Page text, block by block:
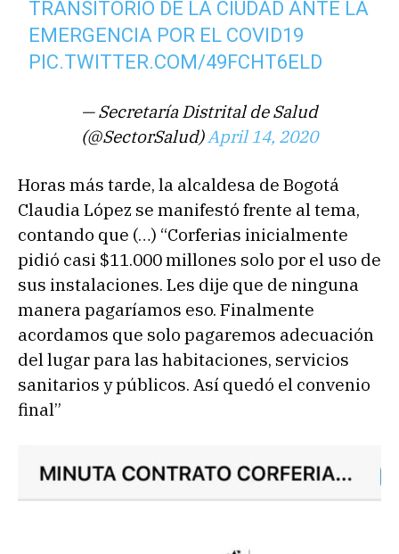
TRANSITORIO DE LA CIUDAD ANTE LA
EMERGENCIA POR EL COVID19
PIC.TWITTER.COM/49FCHT6ELD
— Secretaría Distrital de Salud
(@SectorSalud)April 14, 2020
Horas más tarde, la alcaldesa de Bogotá
Claudia López se manifestó frente al tema,
contando que (…) “Corferias inicialmente
pidió casi $11.000 millones solo por el uso de
sus instalaciones. Les dije que de ninguna
manera pagaríamos eso. Finalmente
acordamos que solo pagaremos adecuación
del lugar para las habitaciones, servicios
sanitarios y públicos. Así quedó el convenio
final”